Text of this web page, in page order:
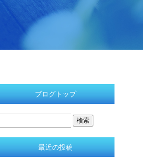
ブログトップ
最近の投稿